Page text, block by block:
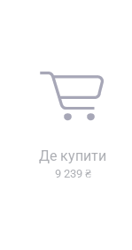
Де купити
9 239 ₴